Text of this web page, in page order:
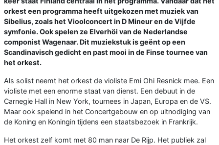
orkest een programma heeft uitgekozen met muziek van
Sibelius, zoals het Vioolconcert in D Mineur en de Vijfde
symfonie. Ook spelen ze Elverhöi van de Nederlandse
componist Wagenaar. Dit muziekstuk is geënt op een
Scandinavisch gedicht en past mooi in de Finse tournee van
het orkest.
Als solist neemt het orkest de violiste Emi Ohi Resnick mee. Een
violiste met een enorme staat van dienst. Een debuut in de
Carnegie Hall in New York, tournees in Japan, Europa en de VS.
Maar ook spelend in het Concertgebouw en op uitnodiging van
de Koning en Koningin tijdens een staatsbezoek in Frankrijk.
Het orkest zelf komt met 80 man naar De Rijp. Het publiek zal